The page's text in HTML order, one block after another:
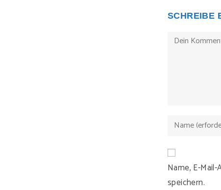
SCHREIBE
Kommentieren
Gib
oder
Benutzernamen
zum
Name, E-
speichern.